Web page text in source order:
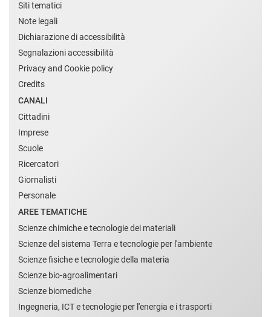
Siti tematici
Note legali
Dichiarazione di accessibilità
Segnalazioni accessibilità
Privacy and Cookie policy
Credits
CANALI
Cittadini
Imprese
Scuole
Ricercatori
Giornalisti
Personale
AREE TEMATICHE
Scienze chimiche e tecnologie dei materiali
Scienze del sistema Terra e tecnologie per l'ambiente
Scienze fisiche e tecnologie della materia
Scienze bio-agroalimentari
Scienze biomediche
Ingegneria, ICT e tecnologie per l'energia e i trasporti